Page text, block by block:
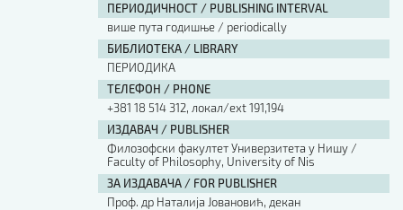
ПЕРИОДИЧНОСТ / PUBLISHING INTERVAL
више пута годишње / periodically
БИБЛИОТЕКА / LIBRARY
ПЕРИОДИКА
ТЕЛЕФОН / PHONE
+381 18 514 312, локал/ext 191,194
ИЗДАВАЧ / PUBLISHER
Филозофски факултет Универзитета у Нишу /
Faculty of Philosophy, University of Nis
ЗА ИЗДАВАЧА / FOR PUBLISHER
Проф. др Наталија Јовановић, декан